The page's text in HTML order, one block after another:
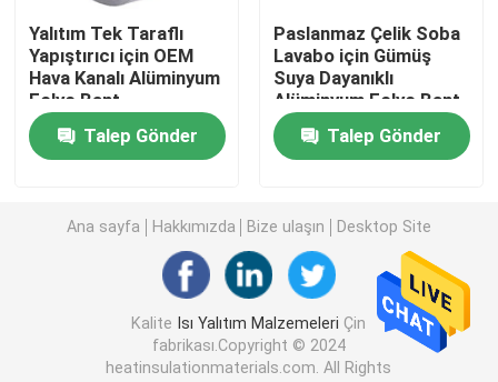
Taş yünü tahtası
XPS Yalıtım Levhası
Su Yalıtım Membranı
Kauçuk Köpük Yalıtım Levhası
Kauçuk köpük yalıtım borusu
Taş Yünü Tüp
Yalıtım Tek Taraflı
Yapıştırıcı için OEM
Hava Kanalı Alüminyum
Folyo Bant
Talep Gönder
Paslanmaz Çelik Soba
Lavabo için Gümüş
Suya Dayanıklı
Alüminyum Folyo Bant
Talep Gönder
Ana sayfa Hakkımızda Bize ulaşın Desktop Site
Kalite Isı Yalıtım Malzemeleri Çin
fabrikası.Copyright © 2024
heatinsulationmaterials.com. All Rights